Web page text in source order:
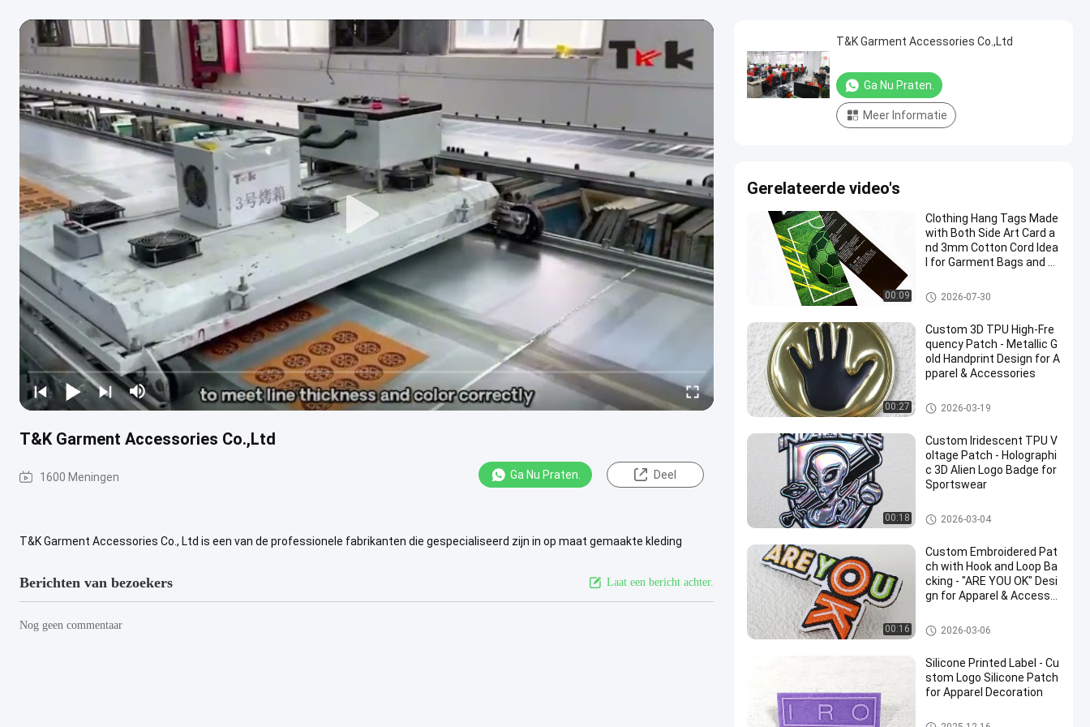
T&K Garment Accessories Co.,Ltd
1600 Meningen Ga Nu Praten. Deel
T&K Garment Accessories Co., Ltd is een van de professionele fabrikanten die gespecialiseerd zijn in op maat gemaakte kleding
Berichten van bezoekers Laat een bericht achter.
Nog geen commentaar
T&K Garment Accessories Co.,Ltd
Ga Nu Praten.
Meer Informatie
Gerelateerde video's
00:09
Clothing Hang Tags Made
with Both Side Art Card a
nd 3mm Cotton Cord Idea
l for Garment Bags and Lu
ogo Printing
De kleding hangt Markeringen
2026-07-30
00:27
Custom 3D TPU High-Fre
quency Patch - Metallic G
old Handprint Design for A
pparel & Accessories
Maatkledingflarden
2026-03-19
00:18
Custom Iridescent TPU V
oltage Patch - Holographi
c 3D Alien Logo Badge for
Sportswear
Maatkledingflarden
2026-03-04
00:16
Custom Embroidered Pat
ch with Hook and Loop Ba
cking - "ARE YOU OK" Desi
gn for Apparel & Accesso
Maatkledingflarden
2026-03-06
Silicone Printed Label - Cu
stom Logo Silicone Patch
for Apparel Decoration
Maatkledingflarden